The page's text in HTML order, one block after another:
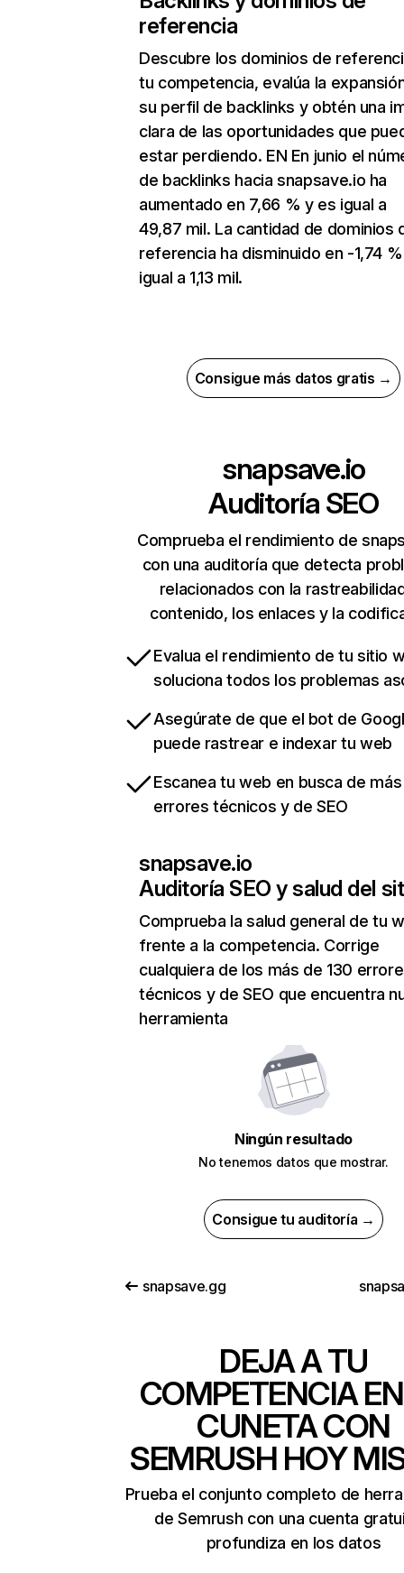
referencia
Descubre los dominios de
tu competencia, evalúa la
su perfil de backlinks y obtén una
clara de las oportunidades que
estar perdiendo. EN En junio el
de backlinks hacia snapsave.io ha
aumentado en 7,66 % y es igual a
49,87 mil. La cantidad de dominios
referencia ha disminuido en -1,74
igual a 1,13 mil.
Consigue más datos gratis →
snapsave.io
Auditoría SEO
Comprueba el rendimiento de
con una auditoría que detecta
relacionados con la
contenido, los enlaces y la
Evalua el rendimiento de tu sitio
soluciona todos los problemas
Asegúrate de que el bot de
puede rastrear e indexar tu web
Escanea tu web en busca de
errores técnicos y de SEO
snapsave.io
Auditoría SEO y salud del
Comprueba la salud general de tu
frente a la competencia. Corrige
cualquiera de los más de 130
técnicos y de SEO que encuentra
herramienta
Ningún resultado
No tenemos datos que mostrar.
Consigue tu auditoría →
snapsave.gg
DEJA A TU
COMPETENCIA
CUNETA CON
SEMRUSH HOY
Prueba el conjunto completo de
de Semrush con una cuenta
profundiza en los datos